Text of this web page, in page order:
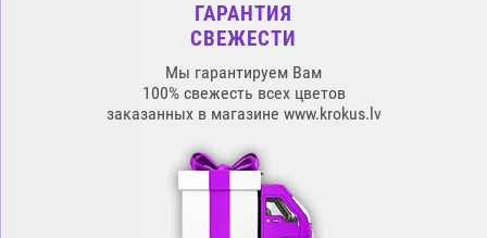
ГАРАНТИЯ
СВЕЖЕСТИ
Мы гарантируем Вам
100% свежесть всех цветов
заказанных в магазине www.krokus.lv